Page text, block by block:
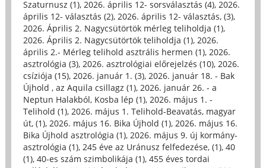
Szaturnusz (1), 2026. április 12- sorsválasztás (4), 2026.
április 12- választás (2), 2026. április 12- választás, (3),
2026. Április 2. Nagycsütörtök mérleg teliholdja (1),
2026. Április 2. Nagycsütörtök teliholdja (1), 2026.
április 2.- Mérleg telihold asztrális hermen (1), 2026.
asztrológia (3), 2026. asztrológiai előrejelzés (10), 2026.
csíziója (15), 2026. január 1. (3), 2026. január 18. - Bak
Újhold , az Aquila csillagz (1), 2026. január 26. - a
Neptun Halakból, Kosba lép (1), 2026. május 1. -
Telihold (1), 2026. május 1. Telihold-Beavatás, magyar
út, (1), 2026. május 16. Bika Újhold (1), 2026. május 16.
Bika Újhold asztrológia (1), 2026. május 9. új kormány-
asztrológia (1), 245 éve az Uránusz felfedezése, (1), 40
(1), 40-es szám szimbolikája (1), 455 éves tordai